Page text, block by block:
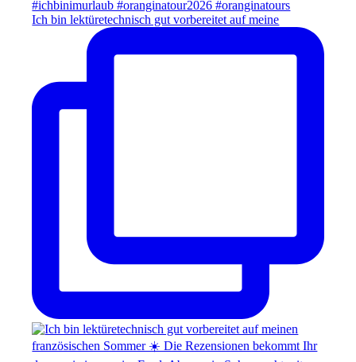
Ich bin lektüretechnisch gut vorbereitet auf meine